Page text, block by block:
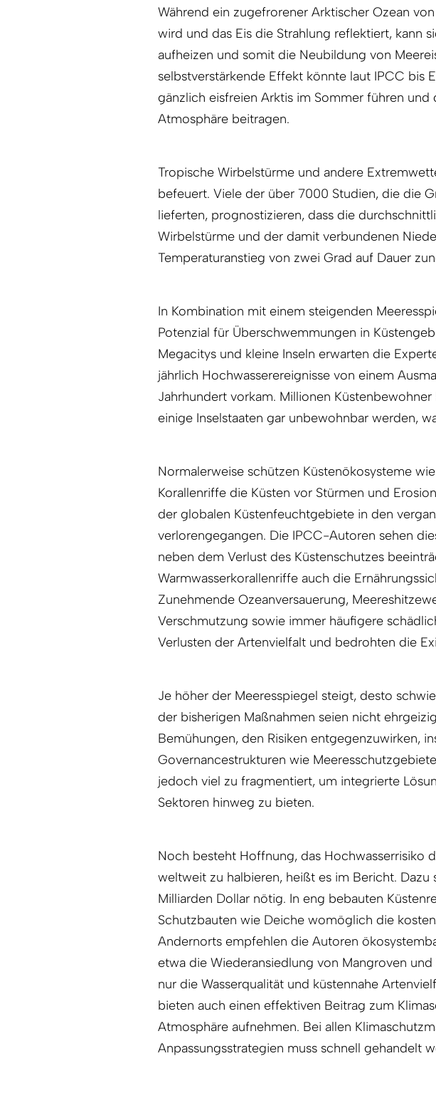
Während ein zugefrorener Arktischer Ozean
wird und das Eis die Strahlung reflektiert, kann
aufheizen und somit die Neubildung von
selbstverstärkende Effekt könnte laut IPCC bis
gänzlich eisfreien Arktis im Sommer führen
Atmosphäre beitragen.
Tropische Wirbelstürme und andere
befeuert. Viele der über 7000 Studien, die die
lieferten, prognostizieren, dass die
Wirbelstürme und der damit verbundenen
Temperaturanstieg von zwei Grad auf Dauer
In Kombination mit einem steigenden
Potenzial für Überschwemmungen in
Megacitys und kleine Inseln erwarten die
jährlich Hochwasserereignisse von einem
Jahrhundert vorkam. Millionen
einige Inselstaaten gar unbewohnbar werden,
Normalerweise schützen Küstenökosysteme
Korallenriffe die Küsten vor Stürmen und
der globalen Küstenfeuchtgebiete in den
verlorengegangen. Die IPCC-Autoren sehen
neben dem Verlust des Küstenschutzes
Warmwasserkorallenriffe auch die
Zunehmende Ozeanversauerung,
Verschmutzung sowie immer häufigere
Verlusten der Artenvielfalt und bedrohten die
Je höher der Meeresspiegel steigt, desto
der bisherigen Maßnahmen seien nicht
Bemühungen, den Risiken entgegenzuwirken,
Governancestrukturen wie
jedoch viel zu fragmentiert, um integrierte
Sektoren hinweg zu bieten.
Noch besteht Hoffnung, das Hochwasserrisiko
weltweit zu halbieren, heißt es im Bericht. Dazu
Milliarden Dollar nötig. In eng bebauten
Schutzbauten wie Deiche womöglich die
Andernorts empfehlen die Autoren
etwa die Wiederansiedlung von Mangroven
nur die Wasserqualität und küstennahe
bieten auch einen effektiven Beitrag zum
Atmosphäre aufnehmen. Bei allen
Anpassungsstrategien muss schnell gehandelt